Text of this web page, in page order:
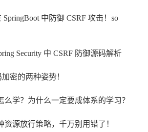
中防御 CSRF 攻击！so
Security 中 CSRF 防御源码解析
密的两种姿势！
么学？为什么一定要成体系的学习？
资源放行策略，千万别用错了！